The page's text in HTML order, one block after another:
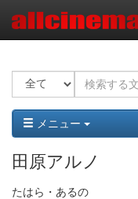
メニュー
田原アルノ
たはら・あるの